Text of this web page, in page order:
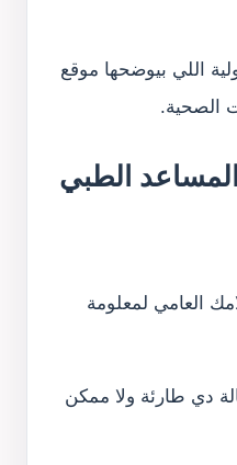
اللي بيوضحها موقع
الصحية.
المساعد الطبي
العامي لمعلومة
دي طارئة ولا ممكن